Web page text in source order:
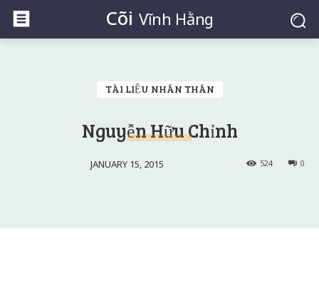
Cõi Vĩnh Hằng
TÀI LIỆU NHÂN THÂN
Nguyễn Hữu Chỉnh
JANUARY 15, 2015 0
524